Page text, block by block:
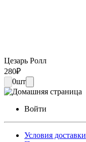
Цезарь Ролл
280₽
0шт
Войти
Условия доставки